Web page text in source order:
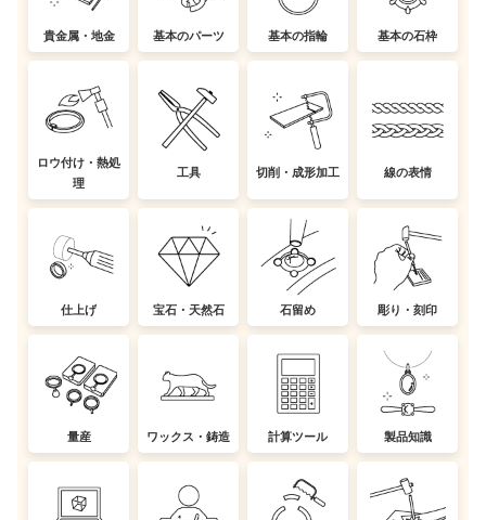
貴金属・地金 基本のパーツ 基本の指輪 基本の石枠
ロウ付け・熱処
理
工具 切削・成形加工 線の表情
仕上げ 宝石・天然石 石留め 彫り・刻印
量産 ワックス・鋳造 計算ツール 製品知識